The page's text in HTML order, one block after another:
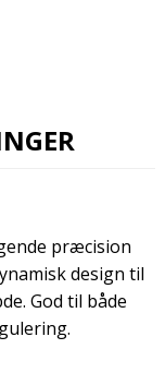
præcision
design til
God til både